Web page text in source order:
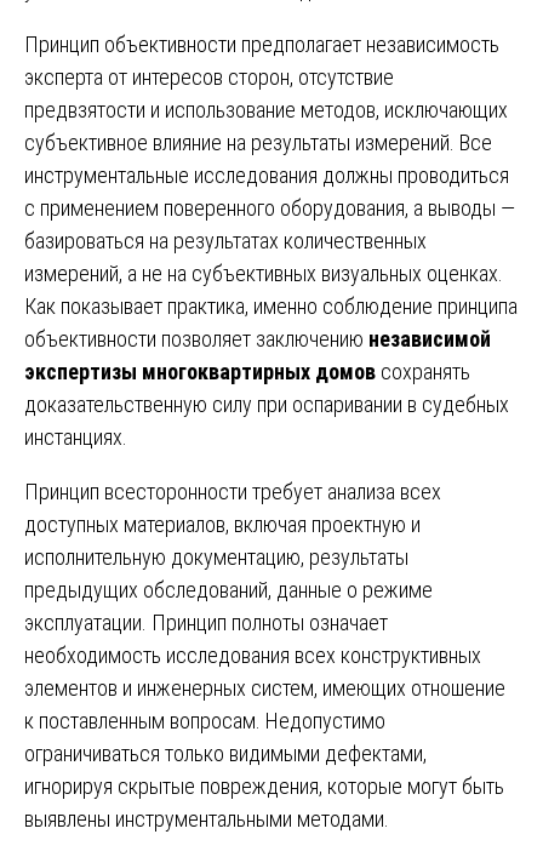
Принцип объективности предполагает независимость
эксперта от интересов сторон, отсутствие
предвзятости и использование методов, исключающих
субъективное влияние на результаты измерений. Все
инструментальные исследования должны проводиться
с применением поверенного оборудования, а выводы —
базироваться на результатах количественных
измерений, а не на субъективных визуальных оценках.
Как показывает практика, именно соблюдение принципа
объективности позволяет заключению независимой
экспертизы многоквартирных домов сохранять
доказательственную силу при оспаривании в судебных
инстанциях.
Принцип всесторонности требует анализа всех
доступных материалов, включая проектную и
исполнительную документацию, результаты
предыдущих обследований, данные о режиме
эксплуатации. Принцип полноты означает
необходимость исследования всех конструктивных
элементов и инженерных систем, имеющих отношение
к поставленным вопросам. Недопустимо
ограничиваться только видимыми дефектами,
игнорируя скрытые повреждения, которые могут быть
выявлены инструментальными методами.